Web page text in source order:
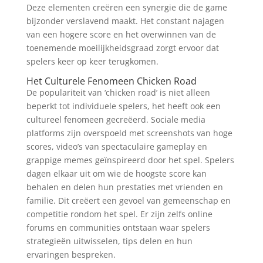
Deze elementen creëren een synergie die de game
bijzonder verslavend maakt. Het constant najagen
van een hogere score en het overwinnen van de
toenemende moeilijkheidsgraad zorgt ervoor dat
spelers keer op keer terugkomen.
Het Culturele Fenomeen Chicken Road
De populariteit van ‘chicken road’ is niet alleen
beperkt tot individuele spelers, het heeft ook een
cultureel fenomeen gecreëerd. Sociale media
platforms zijn overspoeld met screenshots van hoge
scores, video’s van spectaculaire gameplay en
grappige memes geïnspireerd door het spel. Spelers
dagen elkaar uit om wie de hoogste score kan
behalen en delen hun prestaties met vrienden en
familie. Dit creëert een gevoel van gemeenschap en
competitie rondom het spel. Er zijn zelfs online
forums en communities ontstaan waar spelers
strategieën uitwisselen, tips delen en hun
ervaringen bespreken.